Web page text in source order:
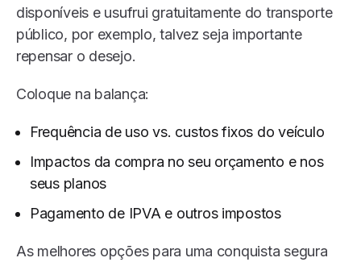
disponíveis e usufrui gratuitamente do transporte
público, por exemplo, talvez seja importante
repensar o desejo.
Coloque na balança:
Frequência de uso vs. custos fixos do veículo
Impactos da compra no seu orçamento e nos
seus planos
Pagamento de IPVA e outros impostos
As melhores opções para uma conquista segura